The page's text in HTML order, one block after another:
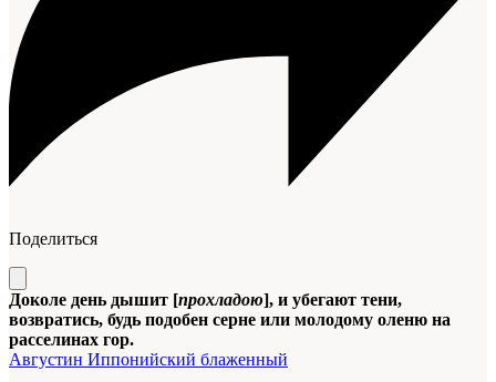
Поделиться
Доколе день дышит [прохладою], и убегают тени,
возвратись, будь подобен серне или молодому оленю на
расселинах гор.
Августин Иппонийский блаженный